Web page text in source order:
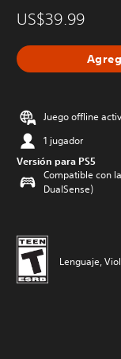
US$39.99
Juego offline
1 jugador
Versión para PS5
Compatible con
DualSense)
Lenguaje,